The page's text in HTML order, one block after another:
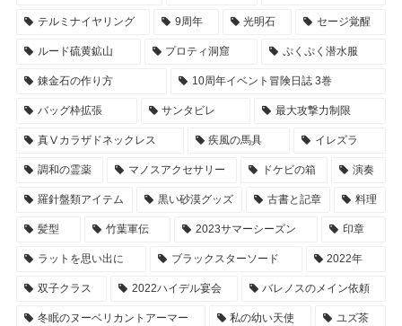
テルミナイヤリング 9周年 光明石 セージ覚醒
ルード硫黄鉱山 プロティ洞窟 ぷくぷく潜水服
錬金石の作り方 10周年イベント冒険日誌 3巻
バッグ枠拡張 サンタビレ 最大攻撃力制限
真Ⅴカラザドネックレス 疾風の馬具 イレズラ
調和の霊薬 マノスアクセサリー ドケビの箱 演奏
羅針盤類アイテム 黒い砂漠グッズ 古書と記章 料理
髪型 竹葉軍伝 2023サマーシーズン 印章
ラットを思い出に ブラックスターソード 2022年
双子クラス 2022ハイデル宴会 バレノスのメイン依頼
冬眠のヌーベリカントアーマー 私の幼い天使 ユズ茶